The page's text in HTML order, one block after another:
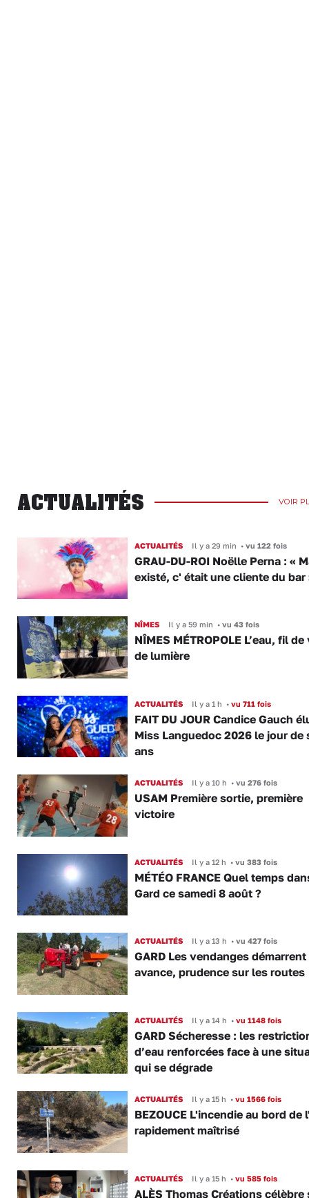
ACTUALITÉS VOIR
ACTUALITÉS Il y a 29 min •vu 122 fois
GRAU-DU-ROI Noëlle Perna : «
existé, c' était une cliente du bar
NÎMES Il y a 59 min •vu 43 fois
NÎMES MÉTROPOLE L’eau, fil de
de lumière
ACTUALITÉS Il y a 1 h •vu 711 fois
FAIT DU JOUR Candice Gauch
Miss Languedoc 2026 le jour de
ans
ACTUALITÉS Il y a 10 h •vu 276 fois
USAM Première sortie, première
victoire
ACTUALITÉS Il y a 12 h •vu 383 fois
MÉTÉO FRANCE Quel temps
Gard ce samedi 8 août ?
ACTUALITÉS Il y a 13 h •vu 427 fois
GARD Les vendanges démarrent
avance, prudence sur les routes
ACTUALITÉS Il y a 14 h •vu 1148 fois
GARD Sécheresse : les
d’eau renforcées face à une
qui se dégrade
ACTUALITÉS Il y a 15 h •vu 1566 fois
BEZOUCE L'incendie au bord de
rapidement maîtrisé
ACTUALITÉS Il y a 15 h •vu 585 fois
ALÈS Thomas Créations célèbre